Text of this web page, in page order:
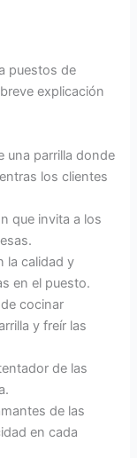
puestos de
explicación
una parrilla donde
los clientes
que invita a los
la calidad y
en el puesto.
cocinar
y freír las
de las
de las
en cada